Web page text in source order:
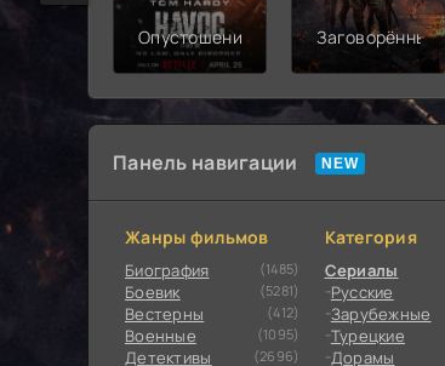
Опустошение Заговорённый
Панель навигации
Жанры фильмов
Биография (1485)
Боевик (5281)
Вестерны (412)
Военные (1095)
Детективы (2696)
Категория
Сериалы
Русские
Зарубежные
Турецкие
Дорамы